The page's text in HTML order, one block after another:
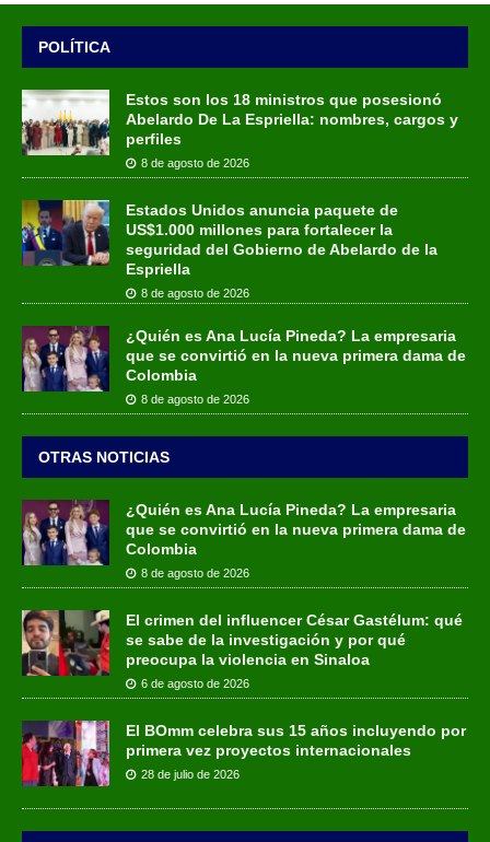
POLÍTICA
Estos son los 18 ministros que posesionó
Abelardo De La Espriella: nombres, cargos y
perfiles
8 de agosto de 2026
Estados Unidos anuncia paquete de
US$1.000 millones para fortalecer la
seguridad del Gobierno de Abelardo de la
Espriella
8 de agosto de 2026
¿Quién es Ana Lucía Pineda? La empresaria
que se convirtió en la nueva primera dama de
Colombia
8 de agosto de 2026
OTRAS NOTICIAS
¿Quién es Ana Lucía Pineda? La empresaria
que se convirtió en la nueva primera dama de
Colombia
8 de agosto de 2026
El crimen del influencer César Gastélum: qué
se sabe de la investigación y por qué
preocupa la violencia en Sinaloa
6 de agosto de 2026
El BOmm celebra sus 15 años incluyendo por
primera vez proyectos internacionales
28 de julio de 2026